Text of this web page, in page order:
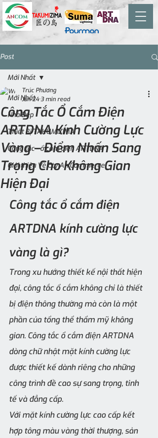
Post
Mới Nhất
Nhà Đẹp
Thiết Bị TAKUMIZIMA
Công tắc - ổ cắm điện ARTDNA
Giới thiệu Về Cty An Commerce
Mới Nhất
Công Tắc Ổ Cắm Điện
ARTDNA Kính Cường Lực
Vàng – Điểm Nhấn Sang
Trọng Cho Không Gian
Hiện Đại
Trúc Phương
Jun 243 min read
Công tắc ổ cắm điện
ARTDNA kính cường lực
vàng là gì?
Trong xu hướng thiết kế nội thất hiện
đại, công tắc ổ cắm không chỉ là thiết
bị điện thông thường mà còn là một
phần của tổng thể thẩm mỹ không
gian. Công tắc ổ cắm điện ARTDNA
dòng chữ nhật mặt kính cường lực
được thiết kế dành riêng cho những
công trình đề cao sự sang trọng, tinh
tế và đẳng cấp.
Với mặt kính cường lực cao cấp kết
hợp tông màu vàng thời thượng, sản